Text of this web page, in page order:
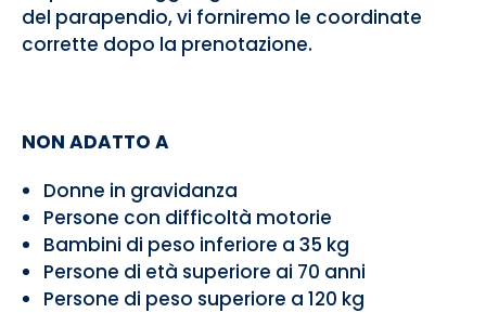
del parapendio, vi forniremo le coordinate
corrette dopo la prenotazione.
NON ADATTO A
Donne in gravidanza
Persone con difficoltà motorie
Bambini di peso inferiore a 35 kg
Persone di età superiore ai 70 anni
Persone di peso superiore a 120 kg